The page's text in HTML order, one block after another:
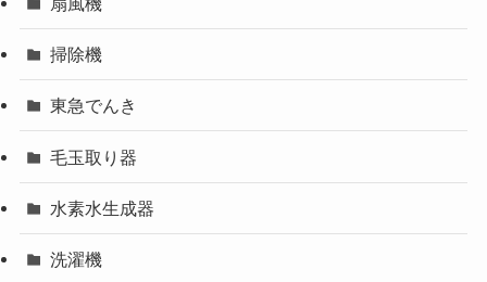
掃除機
東急でんき
毛玉取り器
水素水生成器
洗濯機